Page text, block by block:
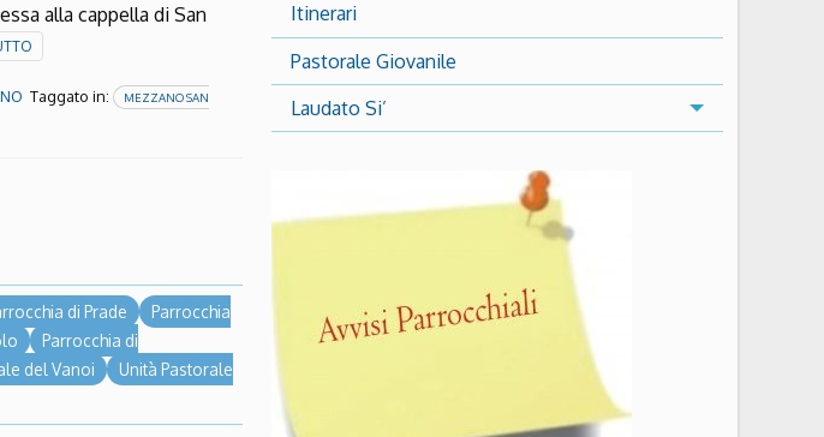
alla cappella di San
Taggato in:
MEZZANO SAN
di Prade
Parrocchia
Parrocchia di
del Vanoi
Unità Pastorale
Itinerari
Pastorale Giovanile
Laudato Si’